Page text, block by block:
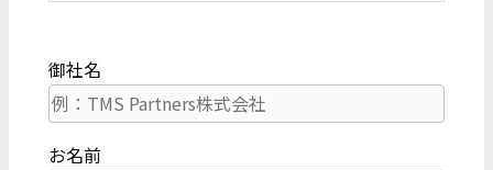
御社名
お名前